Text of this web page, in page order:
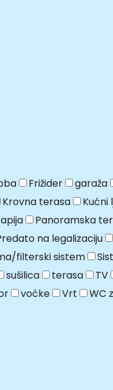
Frižider garaža
Krovna terasa
Kućni
Panoramska
na legalizaciju
filterski sistem
sušilica terasa TV
voćke Vrt WC